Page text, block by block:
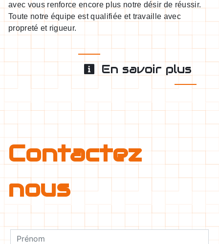
avec vous renforce encore plus notre désir de réussir.
Toute notre équipe est qualifiée et travaille avec
propreté et rigueur.
En savoir plus
Contactez
nous